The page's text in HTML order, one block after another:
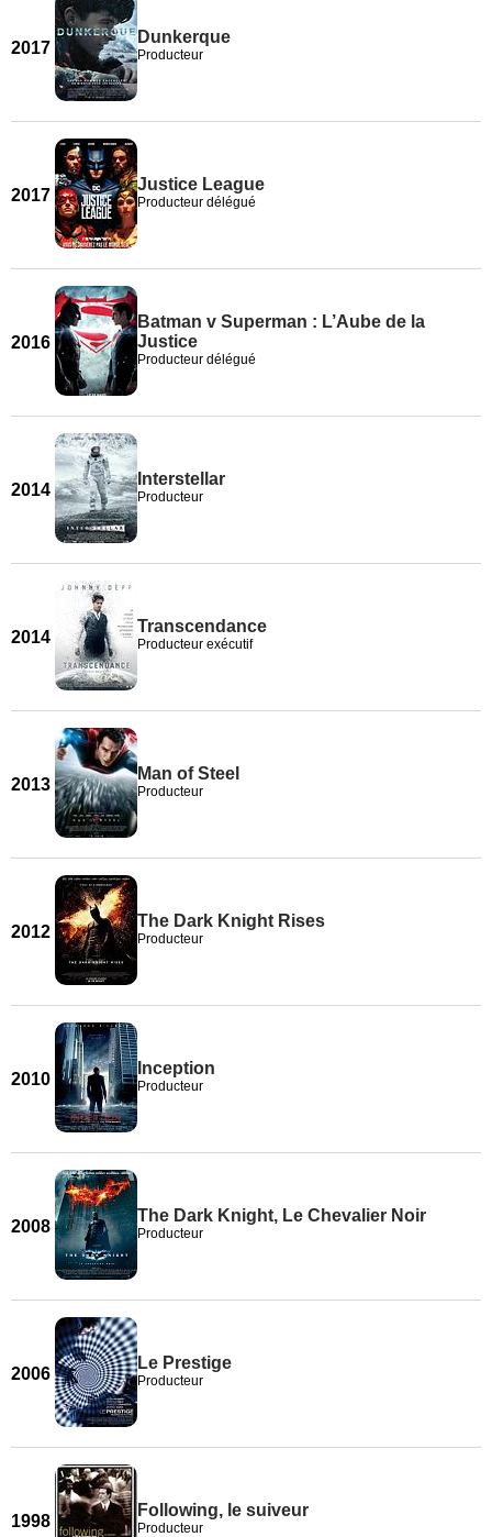
2017
Dunkerque
Producteur
2017
Justice League
Producteur délégué
2016
Batman v Superman : L’Aube de la
Justice
Producteur délégué
2014
Interstellar
Producteur
2014
Transcendance
Producteur exécutif
2013
Man of Steel
Producteur
2012
The Dark Knight Rises
Producteur
2010
Inception
Producteur
2008
The Dark Knight, Le Chevalier Noir
Producteur
2006
Le Prestige
Producteur
1998
Following, le suiveur
Producteur